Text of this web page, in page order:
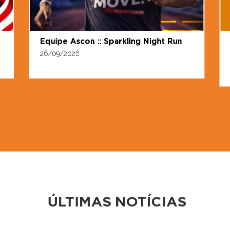
Equipe Ascon :: Sparkling Night Run
26/09/2026
ÚLTIMAS NOTÍCIAS